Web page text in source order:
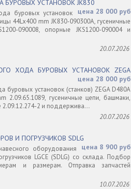
БУРОВЫХ УСТАНОВОК JK830
цена 28 000 руб
буровых установок
44Lх400 mm JK830-090300A, гусеничные
090008, опорные JKS1200-090004 и
20.07.2026
ХОДА БУРОВЫХ УСТАНОВОК ZEGA
цена 28 000 руб
буровых установок (станков) ZEGA D480A
2.09.65.1089, гусеничные цепи, башмаки,
2.09.12.274-2 и поддержива...
20.07.2026
И ПОГРУЗЧИКОВ SDLG
цена 8 900 руб
оборудования
LGCE (SDLG) со склада. Подбор
и размерам. Отправка запчастей
10.07.2026